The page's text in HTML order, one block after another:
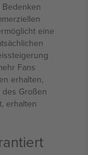
eine
Fans
erhalten,
Großen
erhalten